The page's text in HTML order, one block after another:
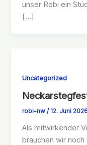
unser Robi ein
[…]
Uncategorized
robi-nw/12. Juni
Als mitwirkender
brauchen wir